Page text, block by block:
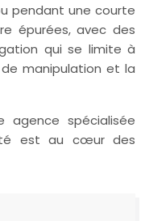
pendant une courte
épurées, avec des
qui se limite à
de manipulation et la
agence spécialisée
est au cœur des